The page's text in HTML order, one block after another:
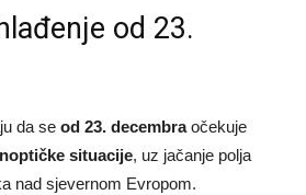
od 23.
da se od 23. decembraočekuje
situacije, uz jačanje polja
nad sjevernom Evropom.